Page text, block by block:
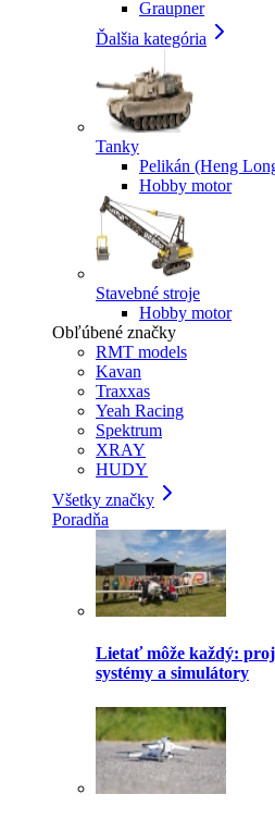
Graupner
Ďalšia kategória
Tanky
Pelikán (Heng
Hobby motor
Stavebné stroje
Hobby motor
Obľúbené značky
RMT models
Kavan
Traxxas
Yeah Racing
Spektrum
XRAY
HUDY
Všetky značky
Poradňa
Lietať môže každý:
systémy a simulátory